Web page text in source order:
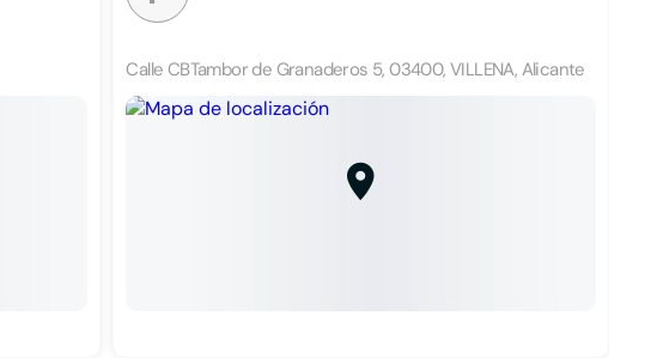
Calle CBTambor de Granaderos 5, 03400, VILLENA, Alicante